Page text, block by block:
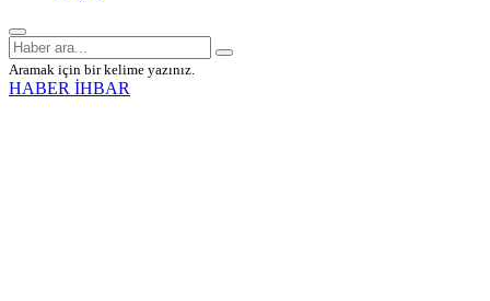
Aramak için bir kelime yazınız.
HABER İHBAR